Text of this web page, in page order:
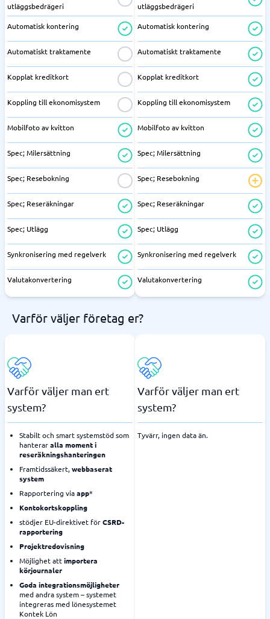
utläggsbedrägeri
Automatisk kontering
Automatiskt traktamente
Kopplat kreditkort
Koppling till ekonomisystem
Mobilfoto av kvitton
Spec; Milersättning
Spec; Resebokning
Spec; Reseräkningar
Spec; Utlägg
Synkronisering med regelverk
Valutakonvertering
utläggsbedrägeri
Automatisk kontering
Automatiskt traktamente
Kopplat kreditkort
Koppling till ekonomisystem
Mobilfoto av kvitton
Spec; Milersättning
Spec; Resebokning
Spec; Reseräkningar
Spec; Utlägg
Synkronisering med regelverk
Valutakonvertering
Varför väljer företag er?
Varför väljer man ert
system?
Stabilt och smart systemstöd som
hanteraralla moment i
reseräkningshanteringen
Framtidssäkert,webbaserat
system
Rapportering viaapp*
Kontokortskoppling
stödjer EU-direktivet förCSRD-
rapportering
Projektredovisning
Möjlighet attimportera
körjournaler
Goda integrationsmöjligheter
med andra system – systemet
integreras med lönesystemet
Kontek Lön
Varför väljer man ert
system?
Tyvärr, ingen data än.